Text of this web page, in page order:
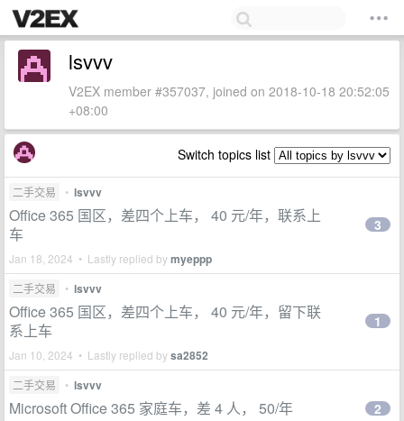
lsvvv
V2EX member #357037, joined on 2018-10-18 20:52:05
+08:00
Switch topics list
二手交易 • lsvvv
Office 365 国区，差四个上车， 40 元/年，联系上
车
Jan 18, 2024 • Lastly replied bymyeppp
3
二手交易 • lsvvv
Office 365 国区，差四个上车， 40 元/年，留下联
系上车
Jan 10, 2024 • Lastly replied bysa2852
1
二手交易 • lsvvv
Microsoft Office 365 家庭车，差 4 人， 50/年 2